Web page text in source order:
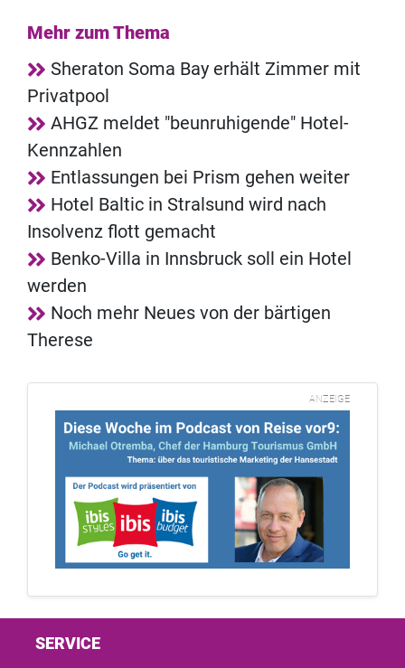
Mehr zum Thema
Sheraton Soma Bay erhält Zimmer mit
Privatpool
AHGZ meldet "beunruhigende" Hotel-
Kennzahlen
Entlassungen bei Prism gehen weiter
Hotel Baltic in Stralsund wird nach
Insolvenz flott gemacht
Benko-Villa in Innsbruck soll ein Hotel
werden
Noch mehr Neues von der bärtigen
Therese
ANZEIGE
SERVICE